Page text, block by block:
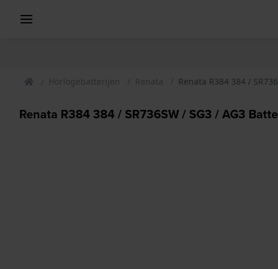
Horlogebatterijen Renata Renata R384 384 /
Renata R384 384 / SR736SW / SG3 / AG3